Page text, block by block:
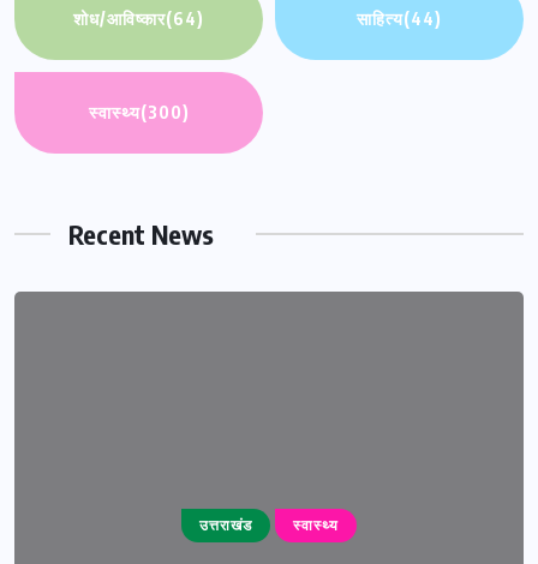
शोध/आविष्कार(64) साहित्य(44)
स्वास्थ्य(300)
Recent News
उत्तराखंड स्वास्थ्य